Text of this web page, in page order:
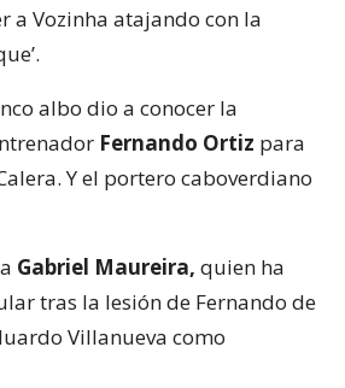
a Vozinha atajando con la
albo dio a conocer la
Fernando Ortiz para
Y el portero caboverdiano
Gabriel Maureira, quien ha
tras la lesión de Fernando de
Villanueva como